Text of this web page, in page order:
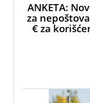
ANKETA:
za
€ za